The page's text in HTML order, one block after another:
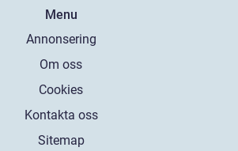
Menu
Annonsering
Om oss
Cookies
Kontakta oss
Sitemap